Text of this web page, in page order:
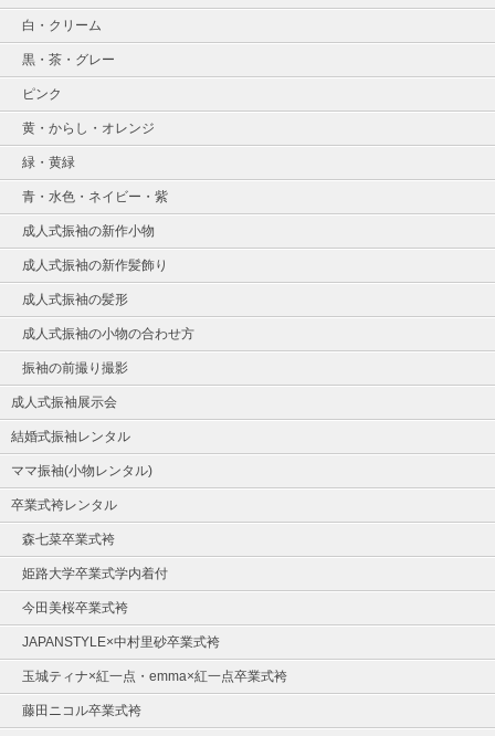
白・クリーム
黒・茶・グレー
ピンク
黄・からし・オレンジ
緑・黄緑
青・水色・ネイビー・紫
成人式振袖の新作小物
成人式振袖の新作髪飾り
成人式振袖の髪形
成人式振袖の小物の合わせ方
振袖の前撮り撮影
成人式振袖展示会
結婚式振袖レンタル
ママ振袖(小物レンタル)
卒業式袴レンタル
森七菜卒業式袴
姫路大学卒業式学内着付
今田美桜卒業式袴
JAPANSTYLE×中村里砂卒業式袴
玉城ティナ×紅一点・emma×紅一点卒業式袴
藤田ニコル卒業式袴